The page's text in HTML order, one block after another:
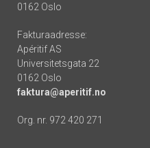
0162 Oslo
Fakturaadresse:
Apéritif AS
Universitetsgata 22
0162 Oslo
faktura@aperitif.no
Org. nr. 972 420 271